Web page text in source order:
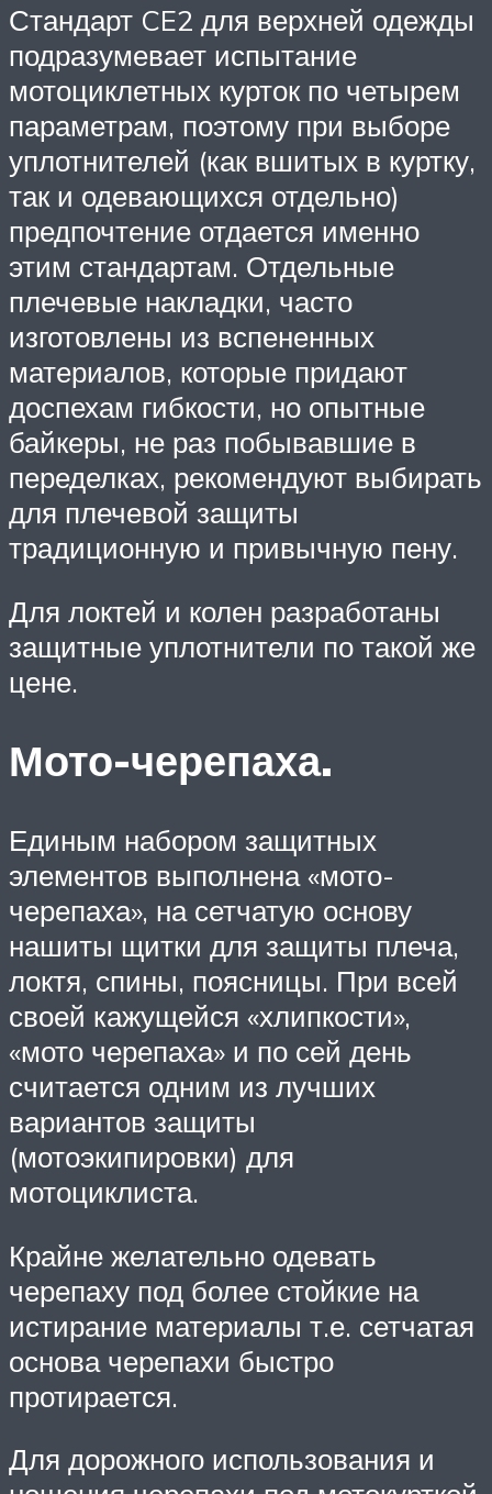
Стандарт CE2 для верхней одежды
подразумевает испытание
мотоциклетных курток по четырем
параметрам, поэтому при выборе
уплотнителей (как вшитых в куртку,
так и одевающихся отдельно)
предпочтение отдается именно
этим стандартам. Отдельные
плечевые накладки, часто
изготовлены из вспененных
материалов, которые придают
доспехам гибкости, но опытные
байкеры, не раз побывавшие в
переделках, рекомендуют выбирать
для плечевой защиты
традиционную и привычную пену.
Для локтей и колен разработаны
защитные уплотнители по такой же
цене.
Мото-черепаха.
Единым набором защитных
элементов выполнена «мото-
черепаха», на сетчатую основу
нашиты щитки для защиты плеча,
локтя, спины, поясницы. При всей
своей кажущейся «хлипкости»,
«мото черепаха» и по сей день
считается одним из лучших
вариантов защиты
(мотоэкипировки) для
мотоциклиста.
Крайне желательно одевать
черепаху под более стойкие на
истирание материалы т.е. сетчатая
основа черепахи быстро
протирается.
Для дорожного использования и